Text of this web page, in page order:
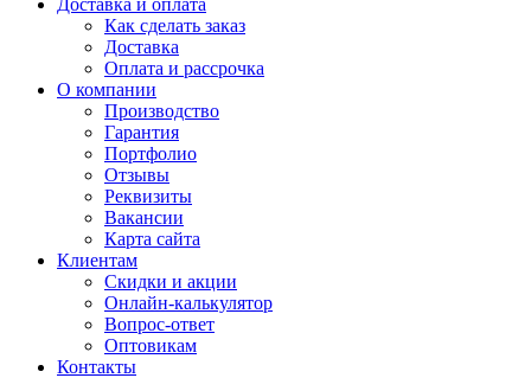
Доставка и оплата
Как сделать заказ
Доставка
Оплата и рассрочка
О компании
Производство
Гарантия
Портфолио
Отзывы
Реквизиты
Вакансии
Карта сайта
Клиентам
Скидки и акции
Онлайн-калькулятор
Вопрос-ответ
Оптовикам
Контакты